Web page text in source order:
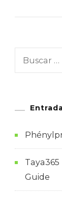
Guide